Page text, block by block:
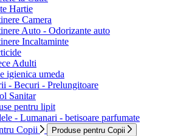
Hartie
Camera
Auto - Odorizante auto
Incaltaminte
Adulti
igienica umeda
- Becuri - Prelungitoare
Sanitar
pentru lipit
- Lumanari - betisoare parfumate
Copii
Produse pentru Copii